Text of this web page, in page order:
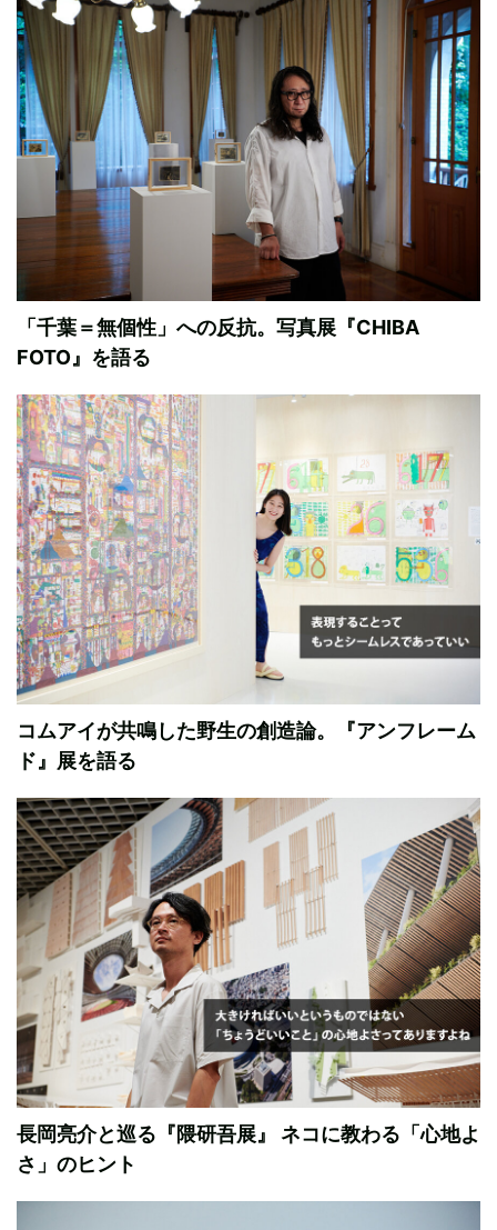
「千葉＝無個性」への反抗。写真展『CHIBA
FOTO』を語る
コムアイが共鳴した野生の創造論。『アンフレーム
ド』展を語る
長岡亮介と巡る『隈研吾展』 ネコに教わる「心地よ
さ」のヒント